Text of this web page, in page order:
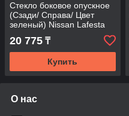
Стекло боковое опускное
(Сзади/ Справа/ Цвет
зеленый) Nissan Lafesta
20 775 ₸
Купить
О нас